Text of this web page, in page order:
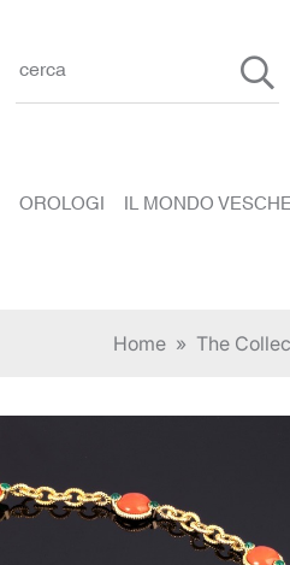
cerca
OROLOGI IL MONDO
Home » The